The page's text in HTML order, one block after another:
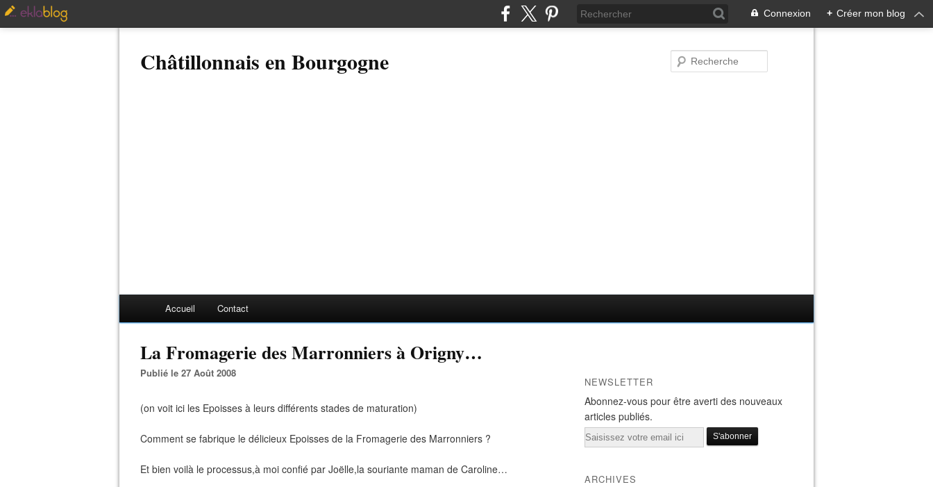
Connexion + Créer mon blog
Châtillonnais en Bourgogne
Accueil Contact
La Fromagerie des Marronniers à Origny…
Publié le 27 Août 2008
(on voit ici les Epoisses à leurs différents stades de maturation)
Comment se fabrique le délicieux Epoisses de la Fromagerie des Marronniers ?
Et bien voilà le processus,à moi confié par Joëlle,la souriante maman de Caroline…
NEWSLETTER
Abonnez-vous pour être averti des nouveaux
articles publiés.
Email
ARCHIVES